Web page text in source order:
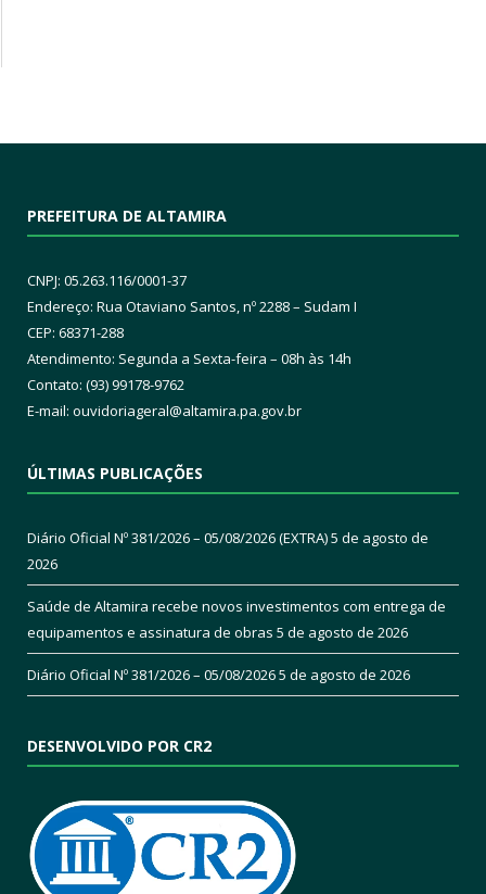
PREFEITURA DE ALTAMIRA
CNPJ: 05.263.116/0001-37
Endereço: Rua Otaviano Santos, nº 2288 – Sudam I
CEP: 68371-288
Atendimento: Segunda a Sexta-feira – 08h às 14h
Contato: (93) 99178-9762
E-mail: ouvidoriageral@altamira.pa.gov.br
ÚLTIMAS PUBLICAÇÕES
Diário Oficial Nº 381/2026 – 05/08/2026 (EXTRA)5 de agosto de
2026
Saúde de Altamira recebe novos investimentos com entrega de
equipamentos e assinatura de obras 5 de agosto de 2026
Diário Oficial Nº 381/2026 – 05/08/20265 de agosto de 2026
DESENVOLVIDO POR CR2